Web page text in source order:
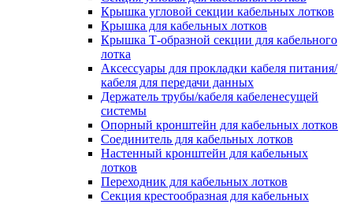
Крышка угловой секции кабельных лотков
Крышка для кабельных лотков
Крышка Т-образной секции для кабельного
лотка
Аксессуары для прокладки кабеля питания/
кабеля для передачи данных
Держатель трубы/кабеля кабеленесущей
системы
Опорный кронштейн для кабельных лотков
Соединитель для кабельных лотков
Настенный кронштейн для кабельных
лотков
Переходник для кабельных лотков
Секция крестообразная для кабельных